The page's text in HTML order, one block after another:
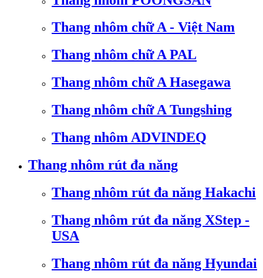
Thang nhôm chữ A - Việt Nam
Thang nhôm chữ A PAL
Thang nhôm chữ A Hasegawa
Thang nhôm chữ A Tungshing
Thang nhôm ADVINDEQ
Thang nhôm rút đa năng
Thang nhôm rút đa năng Hakachi
Thang nhôm rút đa năng XStep -
USA
Thang nhôm rút đa năng Hyundai